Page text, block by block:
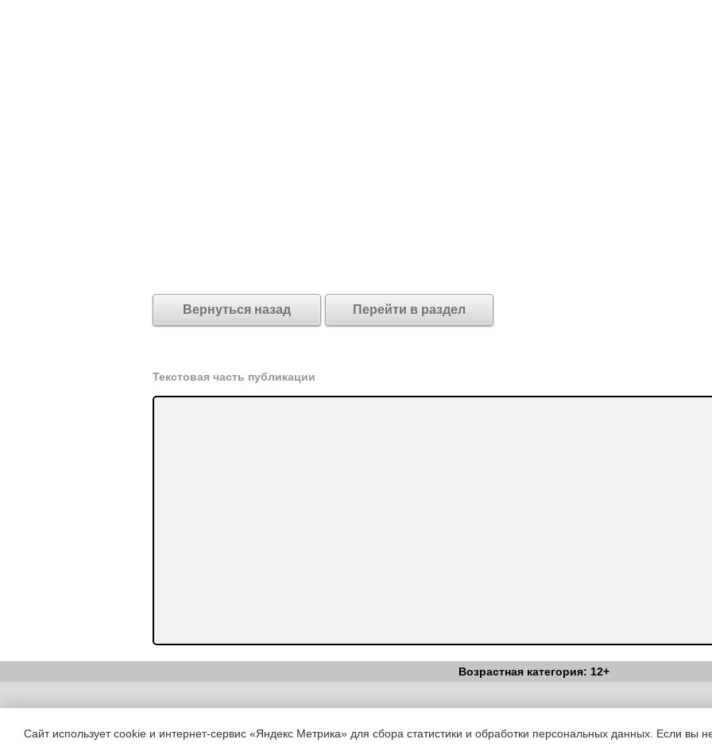
Вернуться назад Перейти в раздел
Текстовая часть публикации
Возрастная категория: 12+
Copyright (c) |Вестник Педагога|Об издании|Условия|Политика
Сайт использует cookie и интернет-сервис «Яндекс Метрика» для сбора статистики и обработки персональных данных. Если вы